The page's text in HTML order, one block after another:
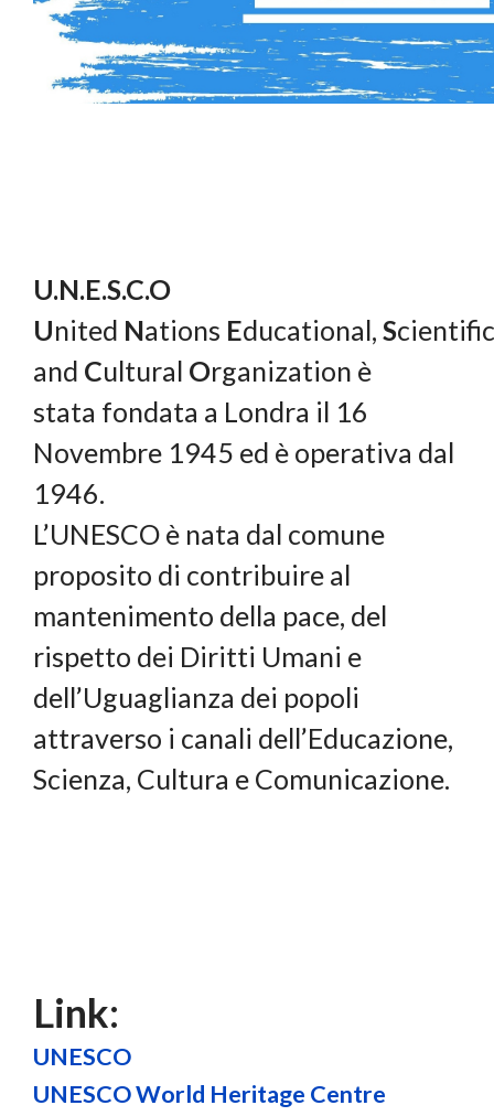
U.N.E.S.C.O
United Nations Educational, Scientific
and Cultural Organization è
stata fondata a Londra il 16
Novembre 1945 ed è operativa dal
1946.
L’UNESCO è nata dal comune
proposito di contribuire al
mantenimento della pace, del
rispetto dei Diritti Umani e
dell’Uguaglianza dei popoli
attraverso i canali dell’Educazione,
Scienza, Cultura e Comunicazione.
Link:
UNESCO
UNESCO World Heritage Centre